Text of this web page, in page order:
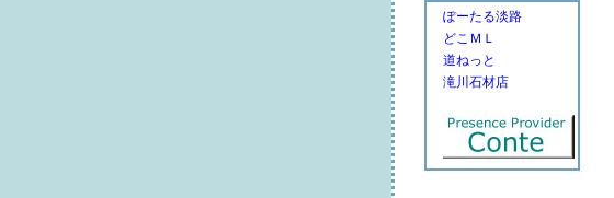
ぽーたる淡路
どこＭＬ
道ねっと
滝川石材店